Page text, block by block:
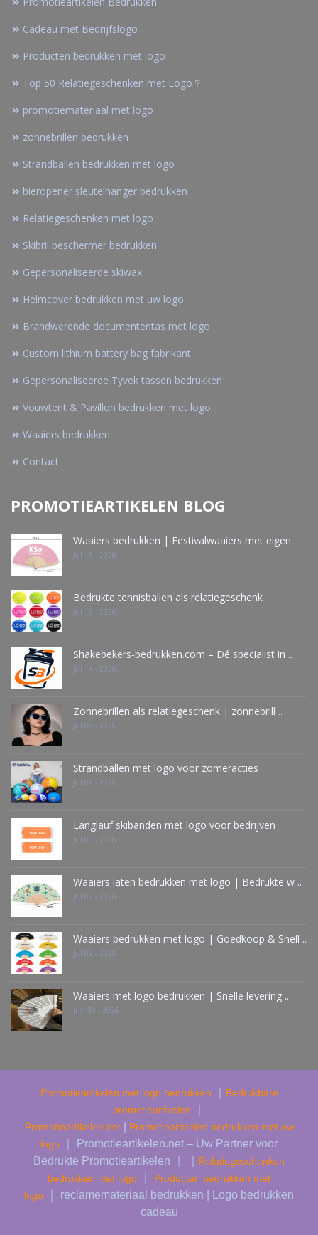
Cadeau met Bedrijfslogo
Producten bedrukken met logo
Top 50 Relatiegeschenken met Logo？
promotiemateriaal met logo
zonnebrillen bedrukken
Strandballen bedrukken met logo
bieropener sleutelhanger bedrukken
Relatiegeschenken met logo
Skibril beschermer bedrukken
Gepersonaliseerde skiwax
Helmcover bedrukken met uw logo
Brandwerende documententas met logo
Custom lithium battery bag fabrikant
Gepersonaliseerde Tyvek tassen bedrukken
Vouwtent & Pavillon bedrukken met logo
Waaiers bedrukken
Contact
PROMOTIEARTIKELEN BLOG
Waaiers bedrukken | Festivalwaaiers met eigen ..
Jul 18 - 2026
Bedrukte tennisballen als relatiegeschenk
Jul 15 - 2026
Shakebekers-bedrukken.com – Dé specialist in ..
Jul 14 - 2026
Zonnebrillen als relatiegeschenk | zonnebrill ..
Jul 05 - 2026
Strandballen met logo voor zomeracties
Jul 05 - 2026
Langlauf skibanden met logo voor bedrijven
Jul 05 - 2026
Waaiers laten bedrukken met logo | Bedrukte w ..
Jul 02 - 2026
Waaiers bedrukken met logo | Goedkoop & Snell ..
Jul 02 - 2026
Waaiers met logo bedrukken | Snelle levering ..
Jun 30 - 2026
Promotieartikelen met logo bedrukken
Bedrukbare
promotieartikelen
Promotieartikelen.net|
Promotieartikelen bedrukken met uw
logo ｜ Promotieartikelen.net – Uw Partner voor
Bedrukte Promotieartikelen ｜ ｜ Relatiegeschenken
bedrukken met logo
Producten bedrukken met
logo ｜ reclamemateriaal bedrukken | Logo bedrukken
cadeau